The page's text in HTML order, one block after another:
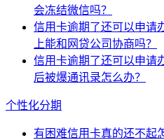
会冻结微信吗？
信用卡逾期了还可以申请
上能和网贷公司协商吗？
信用卡逾期了还可以申请
后被爆通讯录怎么办？
个性化分期
有困难信用卡真的还不起